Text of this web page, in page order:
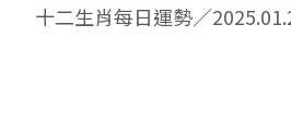
十二生肖每日運勢／